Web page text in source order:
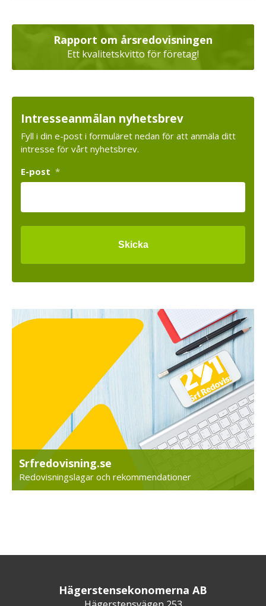
Rapport om årsredovisningen
Ett kvalitetskvitto för företag!
Intresseanmälan nyhetsbrev
Fyll i din e-post i formuläret nedan för att anmäla ditt
intresse för vårt nyhetsbrev.
E-post *
Srfredovisning.se
Redovisningslagar och rekommendationer
Hägerstensekonomerna AB